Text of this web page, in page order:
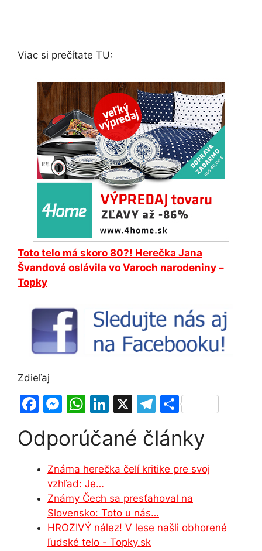
Viac si prečítate TU:
Toto telo má skoro 80?! Herečka Jana
Švandová oslávila vo Varoch narodeniny –
Topky
Zdieľaj
F
c
e
b
o
o
k
M
s
s
e
n
g
er
W
at
A
p
p
Li
k
e
dI
n
X
T
e
gr
a
m
S
ar
Odporúčané články
Známa herečka čelí kritike pre svoj
vzhľad: Je…
Známy Čech sa presťahoval na
Slovensko: Toto u nás…
HROZIVÝ nález! V lese našli obhorené
ľudské telo - Topky.sk